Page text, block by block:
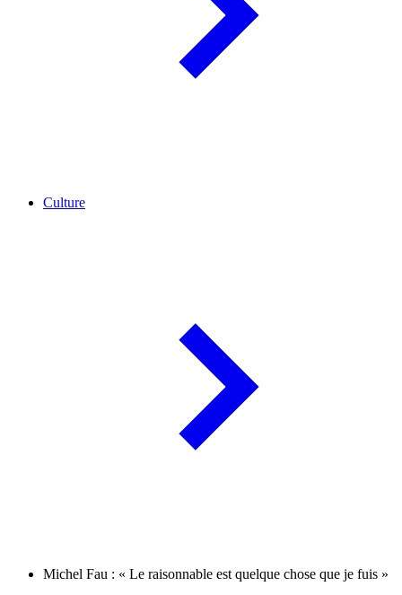
Culture
Michel Fau : « Le raisonnable est quelque chose que je fuis »